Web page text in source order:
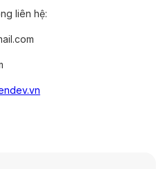
liên hệ: